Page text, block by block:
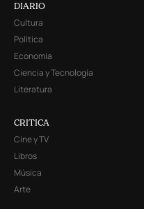
DIARIO
Cultura
Política
Economía
Ciencia y Tecnología
Literatura
CRITICA
Cine y TV
Libros
Música
Arte